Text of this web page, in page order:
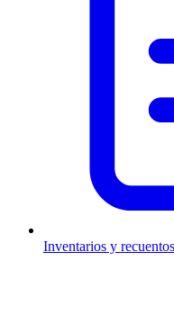
Inventarios y recuentos